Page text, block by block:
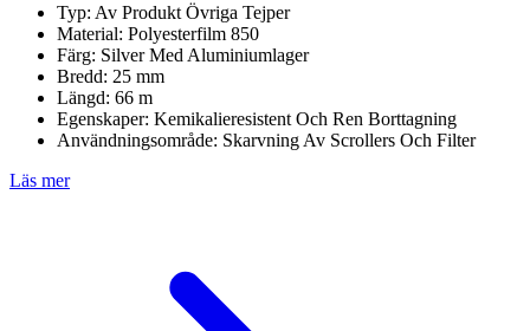
Typ: Av Produkt Övriga Tejper
Material: Polyesterfilm 850
Färg: Silver Med Aluminiumlager
Bredd: 25 mm
Längd: 66 m
Egenskaper: Kemikalieresistent Och Ren Borttagning
Användningsområde: Skarvning Av Scrollers Och Filter
Läs mer